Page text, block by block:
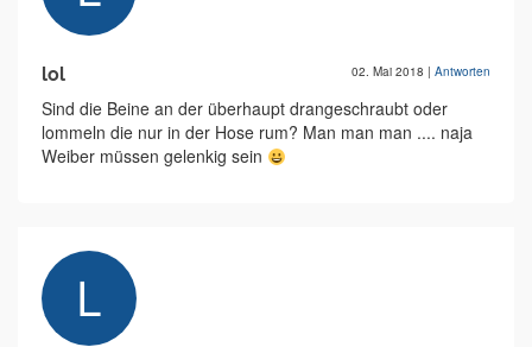
lol 02. Mai 2018 | Antworten
Sind die Beine an der überhaupt drangeschraubt oder
lommeln die nur in der Hose rum? Man man man .... naja
Weiber müssen gelenkig sein